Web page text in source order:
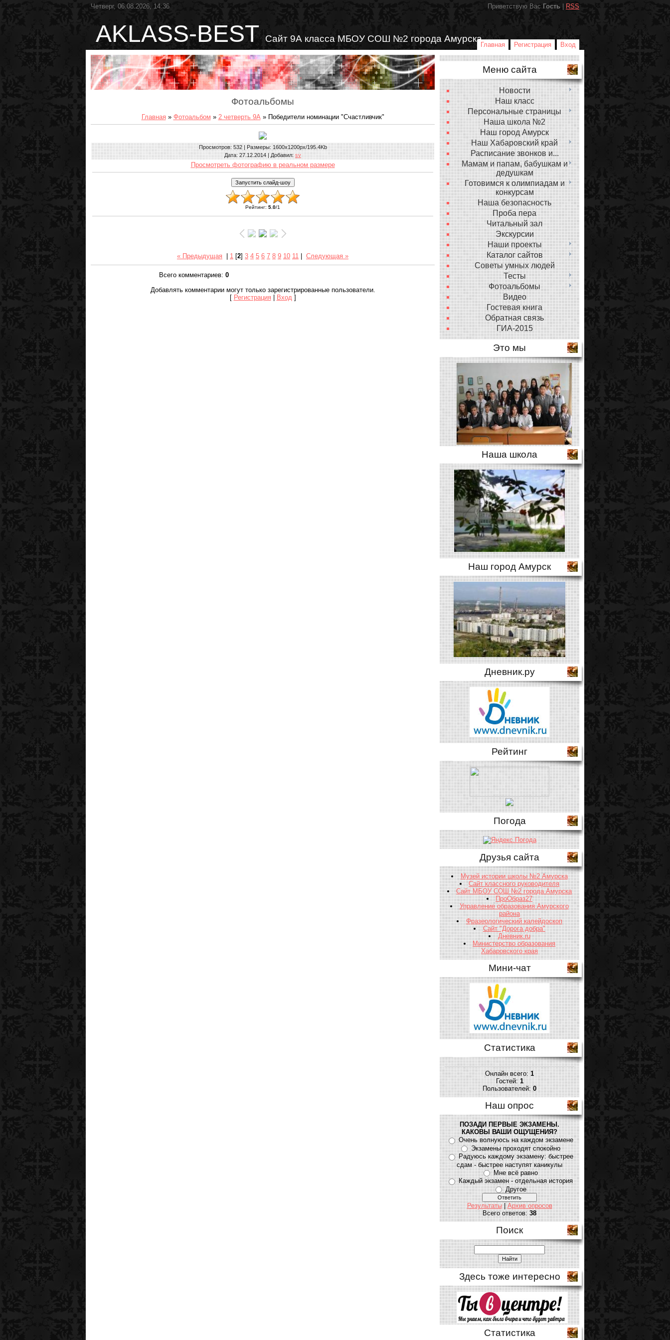
Четверг, 06.08.2026, 14:36 Приветствую Вас Гость RSS
AKLASS-BEST Сайт 9А класса МБОУ СОШ №2 города Амурска
Главная Регистрация Вход
Фотоальбомы
Главная » Фотоальбом » 2 четверть 9А» Победители номинации "Счастливчик"
Просмотров: 532 | Размеры: 1600x1200px/195.4Kb
Дата: 27.12.2014 | Добавил: sv
Просмотреть фотографию в реальном размере
Рейтинг: 5.0/1
« Предыдущая 1 [2] 3 4 5 6 7 8 9 10 11 Следующая »
Всего комментариев: 0
Добавлять комментарии могут только зарегистрированные пользователи.
[ Регистрация | Вход ]
Меню сайта
Новости
Наш класс
Персональные страницы
Наша школа №2
Наш город Амурск
Наш Хабаровский край
Расписание звонков и...
Мамам и папам, бабушкам и
дедушкам
Готовимся к олимпиадам и
конкурсам
Наша безопасность
Проба пера
Читальный зал
Экскурсии
Наши проекты
Каталог сайтов
Советы умных людей
Тесты
Фотоальбомы
Видео
Гостевая книга
Обратная связь
ГИА-2015
Это мы
Наша школа
Наш город Амурск
Дневник.ру
Рейтинг
Погода
Друзья сайта
Музей истории школы №2 Амурска
Сайт классного руководителя
Сайт МБОУ СОШ №2 города Амурска
ПроОбраз27
Управление образования Амурского
района
Фразеологический калейдоскоп
Сайт "Дорога добра"
Дневник.ru
Министерство образования
Хабаровского края
Мини-чат
Статистика
Онлайн всего:1
Гостей:1
Пользователей:0
Наш опрос
ПОЗАДИ ПЕРВЫЕ ЭКЗАМЕНЫ.
КАКОВЫ ВАШИ ОЩУЩЕНИЯ?
Очень волнуюсь на каждом экзамене
Экзамены проходят спокойно
Радуюсь каждому экзамену: быстрее
сдам - быстрее наступят каникулы
Мне всё равно
Каждый экзамен - отдельная история
Другое
Результаты|Архив опросов
Всего ответов:38
Поиск
Здесь тоже интересно
Статистика